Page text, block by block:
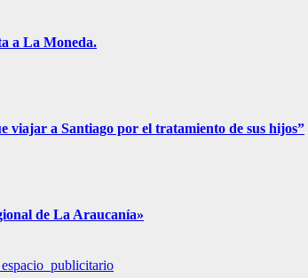
a La Moneda.
viajar a Santiago por el tratamiento de sus hijos”
de La Araucanía»